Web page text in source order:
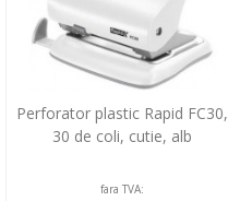
Perforator plastic Rapid FC30,
30 de coli, cutie, alb
fara TVA: